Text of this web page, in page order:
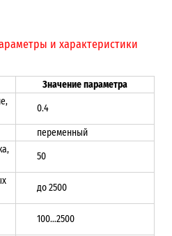
и характеристики
Значение параметра
0.4
переменный
50
до 2500
100…2500